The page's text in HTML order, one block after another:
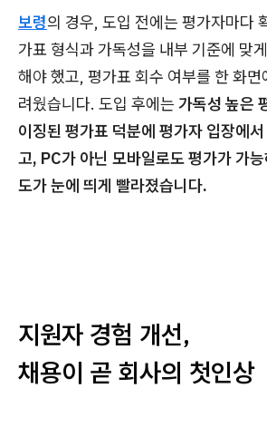
보령의 경우, 도입 전에는 평가자마다
가표 형식과 가독성을 내부 기준에 맞
해야 했고, 평가표 회수 여부를 한 화면
려웠습니다. 도입 후에는 가독성 높은
이징된 평가표 덕분에 평가자 입장에
고, PC가 아닌 모바일로도 평가가 가
도가 눈에 띄게 빨라졌습니다.
지원자 경험 개선,
채용이 곧 회사의 첫인상